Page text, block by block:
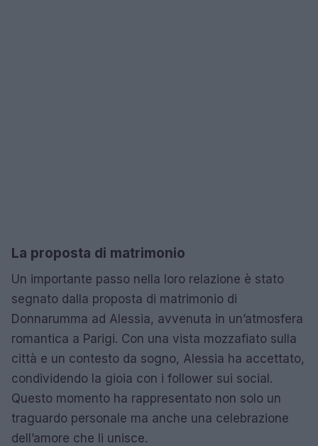
La proposta di matrimonio
Un importante passo nella loro relazione è stato
segnato dalla proposta di matrimonio di
Donnarumma ad Alessia, avvenuta in un’atmosfera
romantica a Parigi. Con una vista mozzafiato sulla
città e un contesto da sogno, Alessia ha accettato,
condividendo la gioia con i follower sui social.
Questo momento ha rappresentato non solo un
traguardo personale ma anche una celebrazione
dell’amore che li unisce.